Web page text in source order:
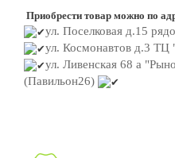
Приобрести товар можно по
ул. Поселковая д.15
ул. Космонавтов д.3 ТЦ
ул. Ливенская 68 а
(Павильон26)